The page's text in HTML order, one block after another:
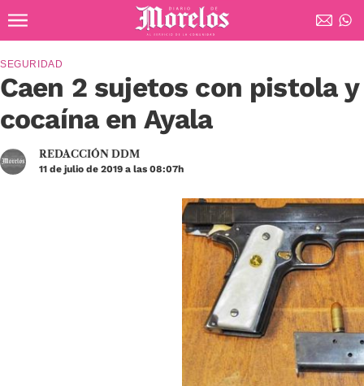
Diario de Morelos
Caen 2 sujetos con pistola y
cocaína en Ayala
SEGURIDAD
REDACCIÓN DDM
11 de julio de 2019 a las 08:07h